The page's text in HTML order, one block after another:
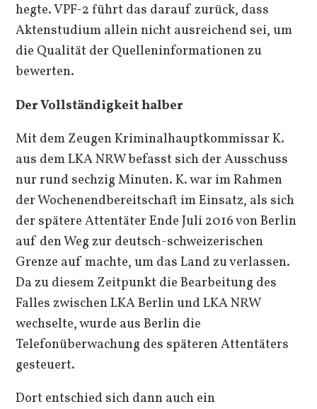
hegte. VPF-2 führt das darauf zurück, dass
Aktenstudium allein nicht ausreichend sei, um
die Qualität der Quelleninformationen zu
bewerten.
Der Vollständigkeit halber
Mit dem Zeugen Kriminalhauptkommissar K.
aus dem LKA NRW befasst sich der Ausschuss
nur rund sechzig Minuten. K. war im Rahmen
der Wochenendbereitschaft im Einsatz, als sich
der spätere Attentäter Ende Juli 2016 von Berlin
auf den Weg zur deutsch-schweizerischen
Grenze auf machte, um das Land zu verlassen.
Da zu diesem Zeitpunkt die Bearbeitung des
Falles zwischen LKA Berlin und LKA NRW
wechselte, wurde aus Berlin die
Telefonüberwachung des späteren Attentäters
gesteuert.
Dort entschied sich dann auch ein